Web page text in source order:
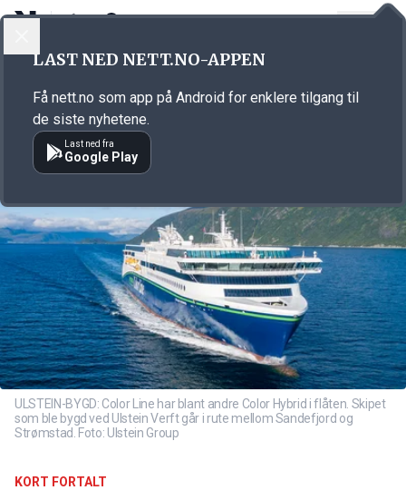
Annonsørinnhold
ULSTEIN-BYGD: Color Line har blant andre Color Hybrid i flåten. Skipet
som ble bygd ved Ulstein Verft går i rute mellom Sandefjord og
Strømstad. Foto: Ulstein Group
KORT FORTALT
LAST NED NETT.NO-APPEN
Få nett.no som app på Android for enklere tilgang til
de siste nyhetene.
Last ned fra
Google Play